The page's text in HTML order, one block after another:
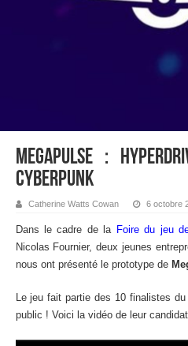
Megapulse :
cyberpunk
Catherine Watts Cowan 6 octobre
Dans le cadre de la Foire du jeu
Nicolas Fournier, deux jeunes
nous ont présenté le prototype de
Le jeu fait partie des 10 finalistes
public ! Voici la vidéo de leur